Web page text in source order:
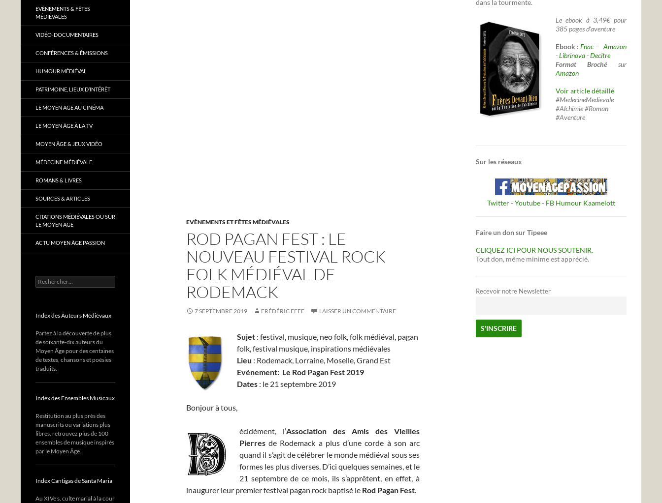
EVÈNEMENTS ET FÊTES MÉDIÉVALES
ROD PAGAN FEST : LE
NOUVEAU FESTIVAL ROCK
FOLK MÉDIÉVAL DE
RODEMACK
7 SEPTEMBRE 2019 FRÉDÉRIC EFFE LAISSER UN COMMENTAIRE
Sujet : festival, musique, neo folk, folk médiéval, pagan
folk, festival musique, inspirations médiévales
Lieu : Rodemack, Lorraine, Moselle, Grand Est
Evénement: Le Rod Pagan Fest 2019
Dates : le 21 septembre 2019
Bonjour à tous,
écidément, l’Association des Amis des Vieilles
Pierres de Rodemack a plus d’une corde à son arc
quand il s’agit de célébrer le monde médiéval sous ses
formes les plus diverses. D’ici quelques semaines, et le
21 septembre de ce mois, ils s’apprêtent, en effet, à
inaugurer leur premier festival pagan rock baptisé le Rod Pagan Fest.
dans la tourmente.
Le ebook à 3,49€ pour
385 pages d'aventure
Ebook :Fnac – Amazon
-Librinova-Decitre
Format Broché sur
Amazon
Voir article détaillé
#MedecineMedievale
#Alchimie #Roman
#Aventure
Sur les réseaux
Twitter- Youtube- FB Humour Kaamelott
Faire un don sur Tipeee
CLIQUEZ ICI POUR NOUS SOUTENIR.
Tout don, même minime est apprécié.
Recevoir notre Newsletter
EVÈNEMENTS & FÊTES
MÉDIÉVALES
VIDÉO-DOCUMENTAIRES
CONFÉRENCES & ÉMISSIONS
HUMOUR MÉDIÉVAL
PATRIMOINE, LIEUX D’INTÉRÊT
LE MOYEN ÂGE AU CINÉMA
LE MOYEN ÂGE À LA TV
MOYEN ÂGE & JEUX VIDÉO
MÉDECINE MÉDIÉVALE
ROMANS & LIVRES
SOURCES & ARTICLES
CITATIONS MÉDIÉVALES OU SUR
LE MOYEN ÂGE
ACTU MOYEN ÂGE PASSION
Rechercher :
Index des Auteurs Médiévaux
Partez à la découverte de plus
de soixante-dix auteurs du
Moyen Âge pour des centaines
de textes, chansons et poésies
traduits.
Index des Ensembles Musicaux
Restitution au plus près des
manuscrits ou variations plus
libres, retrouvez plus de 100
ensembles de musique inspirés
par le Moyen Âge.
Index Cantigas de Santa Maria
Au XIVe s, culte marial à la cour